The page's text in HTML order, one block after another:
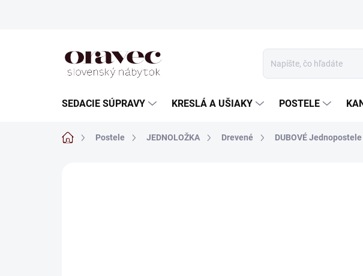
SEDACIE SÚPRAVY KRESLÁ A UŠIAKY POSTELE
DomovPostele JEDNOLOŽKA Drevené DUBOVÉ Jednopostele